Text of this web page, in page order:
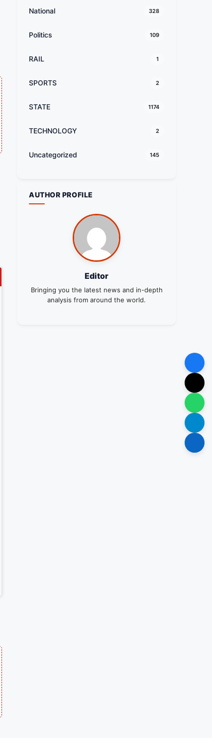
National 328
Politics 109
RAIL 1
SPORTS 2
STATE 1174
TECHNOLOGY 2
Uncategorized 145
AUTHOR PROFILE
Editor
Bringing you the latest news and in-depth
analysis from around the world.